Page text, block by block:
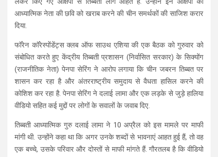
आध्यात्मिक नेता की छवि को खराब करने की चीन समर्थकों की साजिश करार
दिया.
फॉरेन कॉरेस्पोंडेंट्स क्लब ऑफ साउथ एशिया की एक बैठक को गुरुवार को
संबोधित करते हुए केंद्रीय तिब्बती प्रशासन (निर्वासित सरकार) के सिक्योंग
(राजनीतिक नेता) पेनपा सेरिंग ने आरोप लगाया कि चीन जबरन तिब्बत पर
शासन कर रहा है और अंतरराष्ट्रीय समुदाय से वैधता हासिल करने की
कोशिश कर रहा है. पेनपा सेरिंग ने दलाई लामा और एक लड़के से जुड़े हालिया
वीडियो सहित कई मुद्दों पर लोगों के सवालों के जवाब दिए.
तिब्बती आध्यात्मिक गुरु दलाई लामा ने 10 अप्रैल को इस मामले पर माफी
मांगी थी. उन्होंने कहा था कि अगर उनके शब्दों से भावनाएं आहत हुई हैं, तो वह
एक बच्चे, उसके परिवार और दोस्तों से माफी मांगते हैं. गौरतलब है कि वीडियो